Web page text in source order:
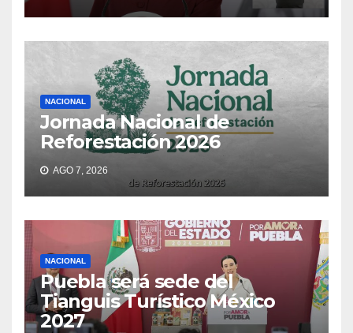
NACIONAL
Jornada Nacional de
Reforestación 2026
AGO 7, 2026
NACIONAL
Puebla será sede del
Tianguis Turístico México
2027